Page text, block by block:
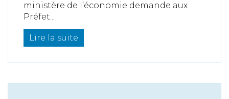
ministère de l’économie demande aux
Préfet...
Lire la suite